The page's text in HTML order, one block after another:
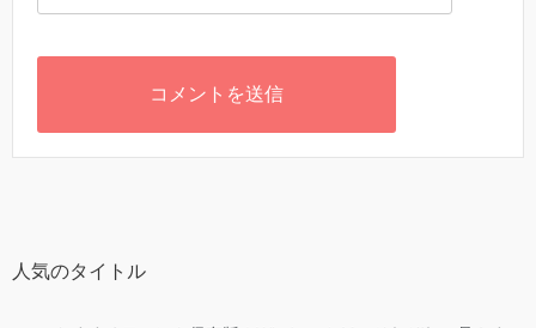
人気のタイトル